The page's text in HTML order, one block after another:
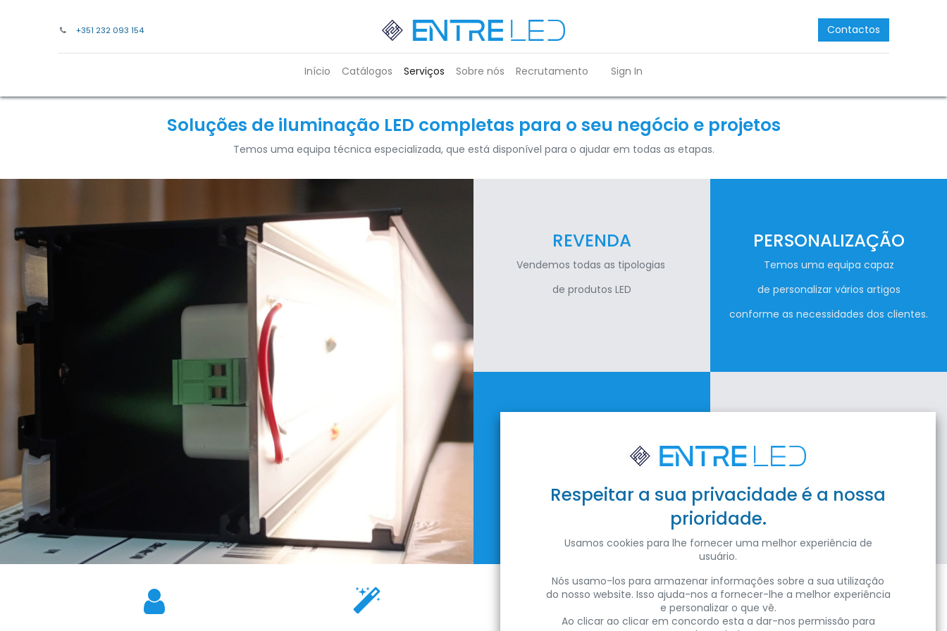
+351 232 093 154 Contactos
Início Catálogos Serviços Sobre nós Recrutamento Sign In
Soluções de iluminação LED completas para o seu negócio e projetos​
Temos uma equipa técnica especializada, que está disponível para o ajudar em todas as etapas.
REVENDA
Vendemos todas as tipologias
de produtos LED
PERSONALIZAÇÃO
Temos uma equipa capaz
de personalizar vários artigos
conforme as necessidades dos clientes.
Especialistas nas características
Equipa pronta a ajudar e aconselhar
Contactos
Livro de Reclamações
Empresa
Sobre a ENTRE LED
Carreiras
Sustentabilidade
Propósito
Visite as nossas instalações
Respeitar a sua privacidade é a nossa
prioridade.
Usamos cookies para lhe fornecer uma melhor experiência de
usuário.
Nós usamo-los para armazenar informações sobre a sua utilização
do nosso website. Isso ajuda-nos a fornecer-lhe a melhor experiência
e personalizar o que vê.
Ao clicar ao clicar em concordo esta a dar-nos permissão para